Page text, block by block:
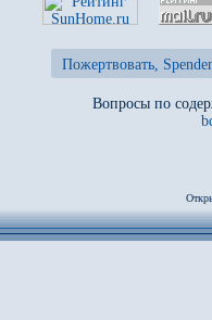
Пожертвовать,
Вопросы по